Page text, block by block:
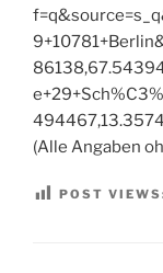
(Alle Angaben
POST